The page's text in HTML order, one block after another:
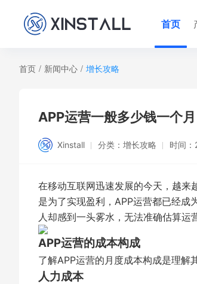
首页
首页 / 新闻中心 / 增长攻略
APP运营一般多少钱一个
Xinstall 分类： 增长攻略 时间：
在移动互联网迅速发展的今天，越来
是为了实现盈利，APP运营都已经成
人却感到一头雾水，无法准确估算运
APP运营的成本构成
了解APP运营的月度成本构成是理解
人力成本